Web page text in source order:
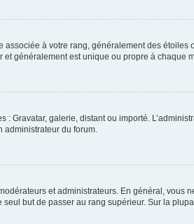
associée à votre rang, généralement des étoiles
généralement est unique ou propre à chaque
: Gravatar, galerie, distant ou importé.
administrateur du forum.
et administrateurs. En général, vous
seul but de passer au rang supérieur. Sur la